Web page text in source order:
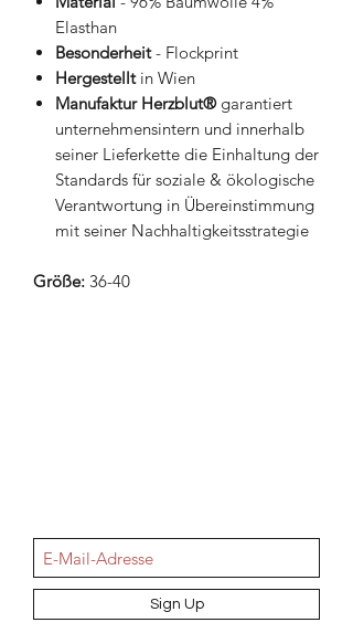
Elasthan
Besonderheit- Flockprint
Hergestelltin Wien
Manufaktur Herzblut®garantiert
unternehmensintern und innerhalb
seiner Lieferkette die Einhaltung der
Standards für soziale & ökologische
Verantwortung in Übereinstimmung
mit seiner Nachhaltigkeitsstrategie
Größe: 36-40
Sign Up